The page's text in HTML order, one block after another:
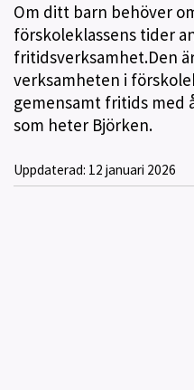
Om ditt barn behöver
förskoleklassens tider
fritidsverksamhet.Den
verksamheten i
gemensamt fritids med
som heter Björken.
Uppdaterad: 12 januari 2026